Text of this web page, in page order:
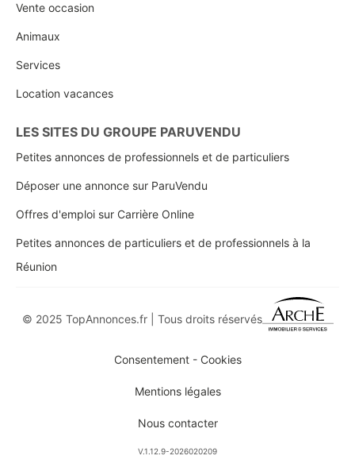
Vente occasion
Animaux
Services
Location vacances
LES SITES DU GROUPE PARUVENDU
Petites annonces de professionnels et de particuliers
Déposer une annonce sur ParuVendu
Offres d'emploi sur Carrière Online
Petites annonces de particuliers et de professionnels à la
Réunion
© 2025 TopAnnonces.fr | Tous droits réservés
Consentement - Cookies
Mentions légales
Nous contacter
V.1.12.9-2026020209